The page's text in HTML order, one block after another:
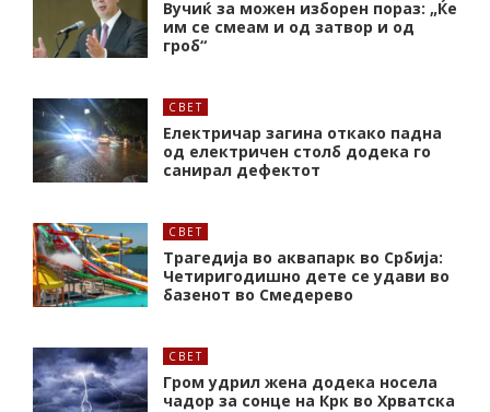
Вучиќ за можен изборен пораз: „Ќе
им се смеам и од затвор и од
гроб“
СВЕТ
Електричар загина откако падна
од електричен столб додека го
санирал дефектот
СВЕТ
Трагедија во аквапарк во Србија:
Четиригодишно дете се удави во
базенот во Смедерево
СВЕТ
Гром удрил жена додека носела
чадор за сонце на Крк во Хрватска